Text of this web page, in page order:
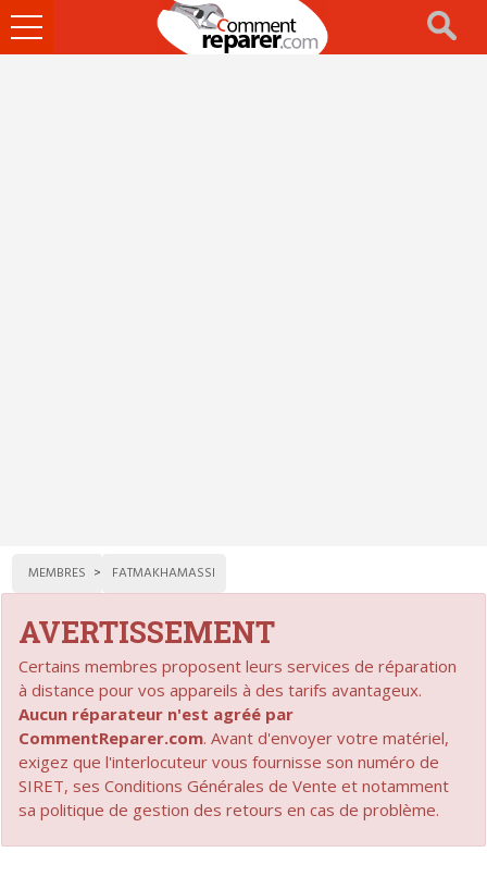
Ouvrir
le
MEMBRES FATMAKHAMASSI
AVERTISSEMENT
Certains membres proposent leurs services de réparation
à distance pour vos appareils à des tarifs avantageux.
Aucun réparateur n'est agréé par
CommentReparer.com. Avant d'envoyer votre matériel,
exigez que l'interlocuteur vous fournisse son numéro de
SIRET, ses Conditions Générales de Vente et notamment
sa politique de gestion des retours en cas de problème.